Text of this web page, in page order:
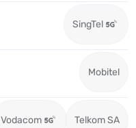
SingTel
Mobitel
Vodacom Telkom SA